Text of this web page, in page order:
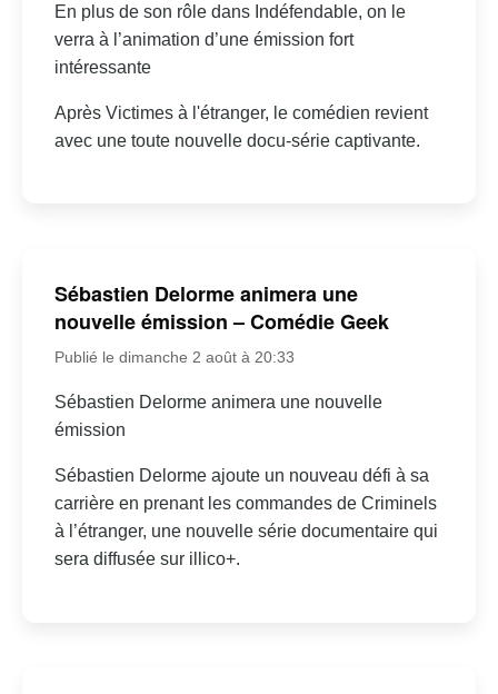
En plus de son rôle dans Indéfendable, on le
verra à l’animation d’une émission fort
intéressante
Après Victimes à l'étranger, le comédien revient
avec une toute nouvelle docu-série captivante.
Sébastien Delorme animera une
nouvelle émission – Comédie Geek
Publié le dimanche 2 août à 20:33
Sébastien Delorme animera une nouvelle
émission
Sébastien Delorme ajoute un nouveau défi à sa
carrière en prenant les commandes de Criminels
à l’étranger, une nouvelle série documentaire qui
sera diffusée sur illico+.